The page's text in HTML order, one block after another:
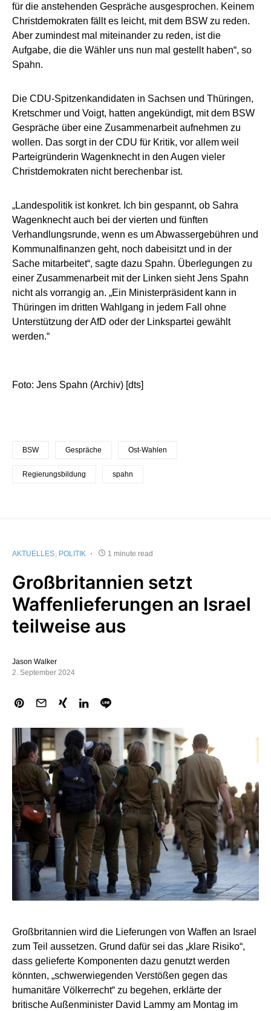
für die anstehenden Gespräche ausgesprochen. Keinem
Christdemokraten fällt es leicht, mit dem BSW zu reden.
Aber zumindest mal miteinander zu reden, ist die
Aufgabe, die die Wähler uns nun mal gestellt haben“, so
Spahn.
Die CDU-Spitzenkandidaten in Sachsen und Thüringen,
Kretschmer und Voigt, hatten angekündigt, mit dem BSW
Gespräche über eine Zusammenarbeit aufnehmen zu
wollen. Das sorgt in der CDU für Kritik, vor allem weil
Parteigründerin Wagenknecht in den Augen vieler
Christdemokraten nicht berechenbar ist.
„Landespolitik ist konkret. Ich bin gespannt, ob Sahra
Wagenknecht auch bei der vierten und fünften
Verhandlungsrunde, wenn es um Abwassergebühren und
Kommunalfinanzen geht, noch dabeisitzt und in der
Sache mitarbeitet“, sagte dazu Spahn. Überlegungen zu
einer Zusammenarbeit mit der Linken sieht Jens Spahn
nicht als vorrangig an. „Ein Ministerpräsident kann in
Thüringen im dritten Wahlgang in jedem Fall ohne
Unterstützung der AfD oder der Linkspartei gewählt
werden.“
Foto: Jens Spahn (Archiv) [dts]
BSW Gespräche Ost-Wahlen
Regierungsbildung spahn
AKTUELLES POLITIK 1 minute read
Großbritannien setzt
Waffenlieferungen an Israel
teilweise aus
Jason Walker
2. September 2024
Großbritannien wird die Lieferungen von Waffen an Israel
zum Teil aussetzen. Grund dafür sei das „klare Risiko“,
dass gelieferte Komponenten dazu genutzt werden
könnten, „schwerwiegenden Verstößen gegen das
humanitäre Völkerrecht“ zu begehen, erklärte der
britische Außenminister David Lammy am Montag im